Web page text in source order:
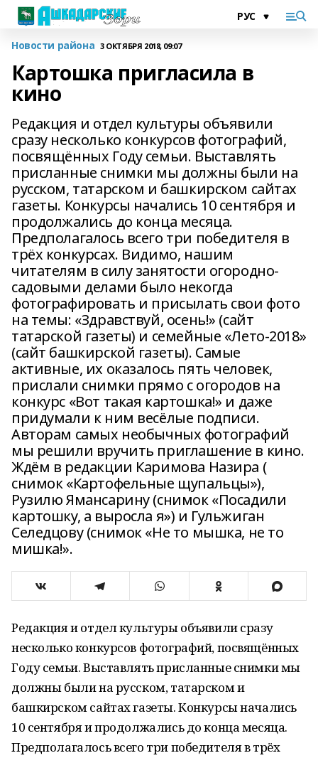
Новости района 3 ОКТЯБРЯ 2018, 09:07
Картошка пригласила в
кино
Редакция и отдел культуры объявили
сразу несколько конкурсов фотографий,
посвящённых Году семьи. Выставлять
присланные снимки мы должны были на
русском, татарском и башкирском сайтах
газеты. Конкурсы начались 10 сентября и
продолжались до конца месяца.
Предполагалось всего три победителя в
трёх конкурсах. Видимо, нашим
читателям в силу занятости огородно-
садовыми делами было некогда
фотографировать и присылать свои фото
на темы: «Здравствуй, осень!» (сайт
татарской газеты) и семейные «Лето-2018»
(сайт башкирской газеты). Самые
активные, их оказалось пять человек,
прислали снимки прямо с огородов на
конкурс «Вот такая картошка!» и даже
придумали к ним весёлые подписи.
Авторам самых необычных фотографий
мы решили вручить приглашение в кино.
Ждём в редакции Каримова Назира (
снимок «Картофельные щупальцы»),
Рузилю Ямансарину (снимок «Посадили
картошку, а выросла я») и Гульжиган
Селедцову (снимок «Не то мышка, не то
мишка!».
Редакция и отдел культуры объявили сразу
несколько конкурсов фотографий, посвящённых
Году семьи. Выставлять присланные снимки мы
должны были на русском, татарском и
башкирском сайтах газеты. Конкурсы начались
10 сентября и продолжались до конца месяца.
Предполагалось всего три победителя в трёх